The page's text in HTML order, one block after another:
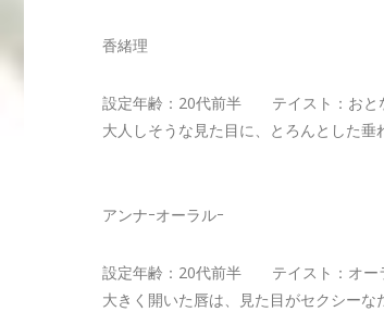
香緒理
設定年齢：20代前半 テイスト：おと
大人しそうな見た目に、とろんとした垂
アンナｰオーラルｰ
設定年齢：20代前半 テイスト：オー
大きく開いた唇は、見た目がセクシー